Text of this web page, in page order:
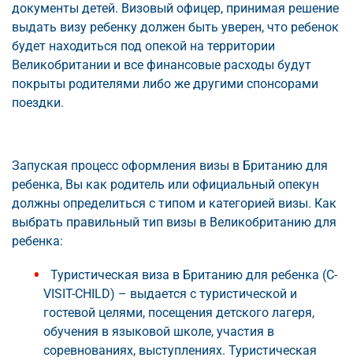
документы детей. Визовый офицер, принимая решение
выдать визу ребенку должен быть уверен, что ребенок
будет находиться под опекой на территории
Великобритании и все финансовые расходы будут
покрыты родителями либо же другими спонсорами
поездки.
Запуская процесс оформления визы в Британию для
ребенка, Вы как родитель или официальный опекун
должны определиться с типом и категорией визы. Как
выбрать правильный тип визы в Великобританию для
ребенка:
Туристическая виза в Британию для ребенка (C-
VISIT-CHILD) – выдается с туристической и
гостевой целями, посещения детского лагеря,
обучения в языковой школе, участия в
соревнованиях, выступлениях. Туристическая